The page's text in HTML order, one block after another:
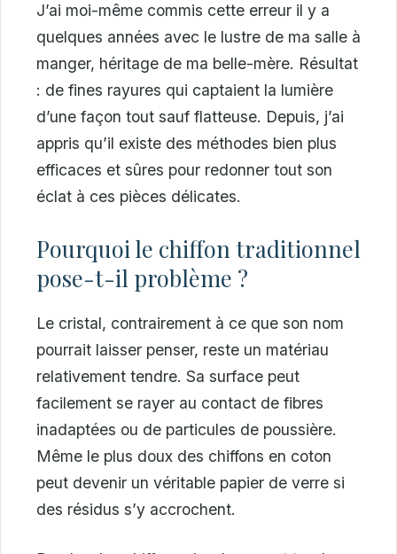
J’ai moi-même commis cette erreur il y a
quelques années avec le lustre de ma salle à
manger, héritage de ma belle-mère. Résultat
: de fines rayures qui captaient la lumière
d’une façon tout sauf flatteuse. Depuis, j’ai
appris qu’il existe des méthodes bien plus
efficaces et sûres pour redonner tout son
éclat à ces pièces délicates.
Pourquoi le chiffon traditionnel
pose-t-il problème ?
Le cristal, contrairement à ce que son nom
pourrait laisser penser, reste un matériau
relativement tendre. Sa surface peut
facilement se rayer au contact de fibres
inadaptées ou de particules de poussière.
Même le plus doux des chiffons en coton
peut devenir un véritable papier de verre si
des résidus s’y accrochent.